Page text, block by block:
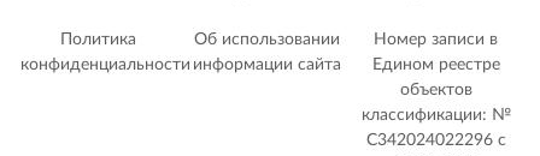
Политика
конфиденциальности
Об использовании
информации сайта
Номер записи в
Едином реестре
объектов
классификации: №
С342024022296 c